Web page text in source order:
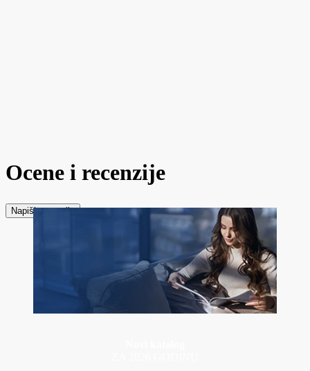
Ocene i recenzije
Napiši recenziju